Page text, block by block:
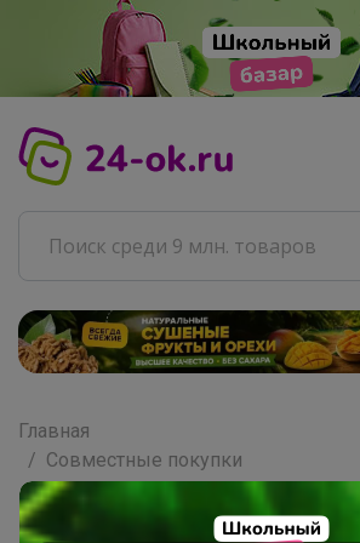
Главная
Совместные покупки
АРХИВ СП
Товары для дома